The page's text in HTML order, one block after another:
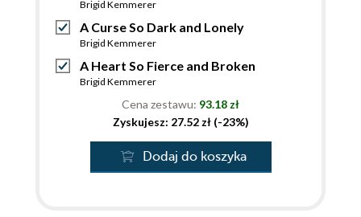
Brigid Kemmerer
A Curse So Dark and Lonely
Brigid Kemmerer
A Heart So Fierce and Broken
Brigid Kemmerer
Cena zestawu: 93.18 zł
Zyskujesz: 27.52 zł (-23%)
Dodaj do koszyka